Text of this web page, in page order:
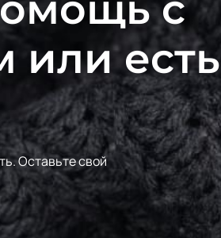
или есть
Оставьте свой